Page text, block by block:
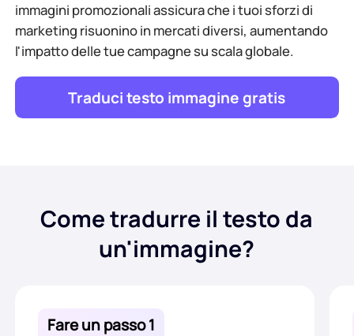
immagini promozionali assicura che i tuoi sforzi di
marketing risuonino in mercati diversi, aumentando
l'impatto delle tue campagne su scala globale.
Traduci testo immagine gratis
Come tradurre il testo da
un'immagine?
Fare un passo 1